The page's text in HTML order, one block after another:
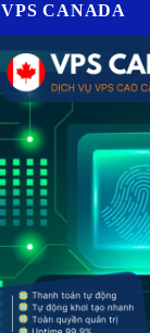
VPS CANADA